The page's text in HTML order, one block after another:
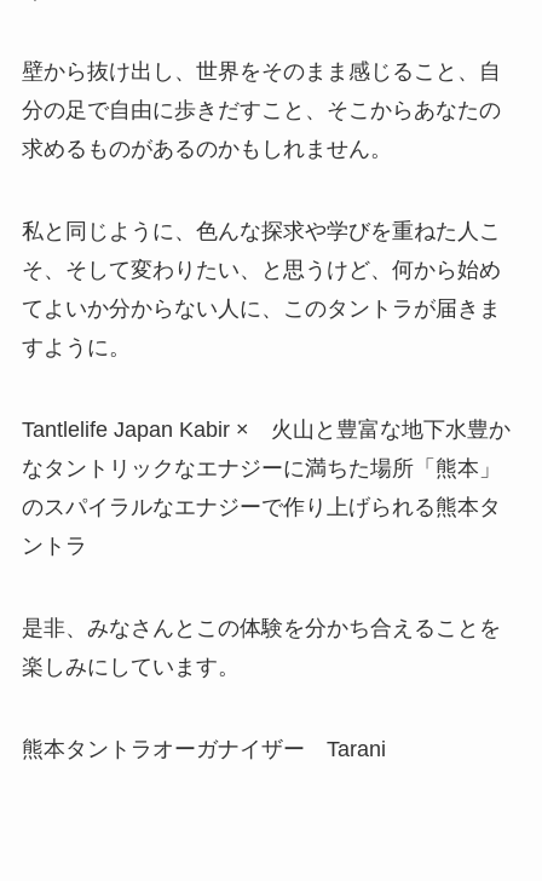
壁から抜け出し、世界をそのまま感じること、自
分の足で自由に歩きだすこと、そこからあなたの
求めるものがあるのかもしれません。
私と同じように、色んな探求や学びを重ねた人こ
そ、そして変わりたい、と思うけど、何から始め
てよいか分からない人に、このタントラが届きま
すように。
Tantlelife Japan Kabir × 火山と豊富な地下水豊か
なタントリックなエナジーに満ちた場所「熊本」
のスパイラルなエナジーで作り上げられる熊本タ
ントラ
是非、みなさんとこの体験を分かち合えることを
楽しみにしています。
熊本タントラオーガナイザー Tarani